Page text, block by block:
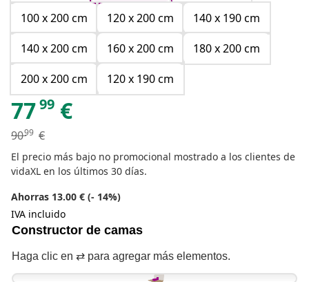
100 x 200 cm
120 x 200 cm
140 x 190 cm
140 x 200 cm
160 x 200 cm
180 x 200 cm
200 x 200 cm
120 x 190 cm
7799 €
9099 €
El precio más bajo no promocional mostrado a los clientes de
vidaXL en los últimos 30 días.
Ahorras 13.00 € (- 14%)
IVA incluido